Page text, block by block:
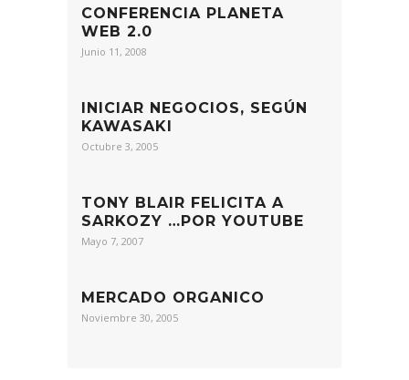
CONFERENCIA PLANETA
WEB 2.0
Junio 11, 2008
INICIAR NEGOCIOS, SEGÚN
KAWASAKI
Octubre 3, 2005
TONY BLAIR FELICITA A
SARKOZY …POR YOUTUBE
Mayo 7, 2007
MERCADO ORGANICO
Noviembre 30, 2005